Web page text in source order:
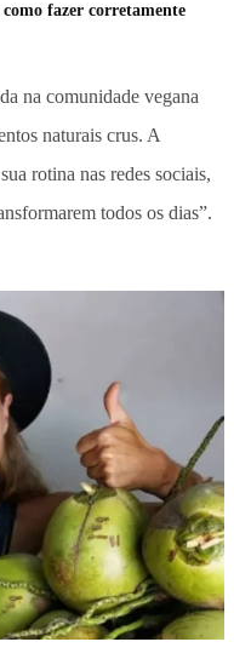
fazer corretamente
na comunidade vegana
naturais crus. A
rotina nas redes sociais,
todos os dias”.